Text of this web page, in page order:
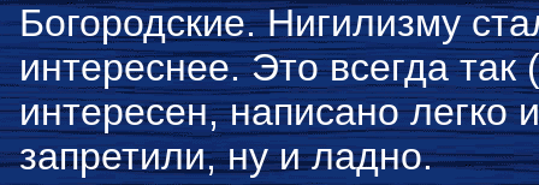
Богородские. Нигилизму
интереснее. Это всегда
интересен, написано легко
запретили, ну и ладно.